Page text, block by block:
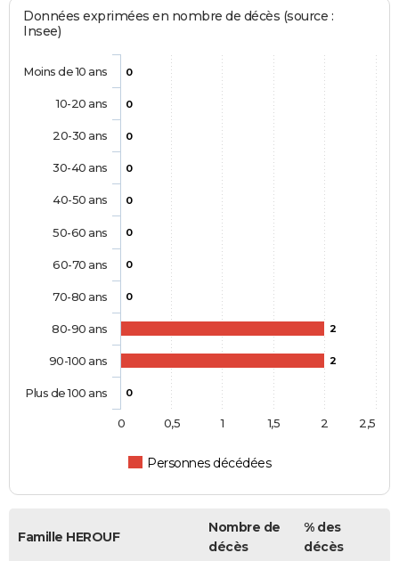
Données exprimées en nombre de décès (source :
Insee)
0
0
0
0
0
0
0
0
2
2
0
Personnes décédées
Moins de 10 ans
10-20 ans
20-30 ans
30-40 ans
40-50 ans
50-60 ans
60-70 ans
70-80 ans
80-90 ans
90-100 ans
Plus de 100 ans
0 0,5 1 1,5 2 2,5
Famille HEROUF
Nombre de
décès
% des
décès